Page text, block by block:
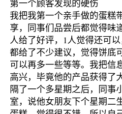
第一个顾客发现的硬伤
我把我第一个亲手做的蛋糕
享，同事们品尝后都觉得味
人给了好评，1人觉得还可
都给了不少建议，觉得饼底
可以再多一些等等。我把信
高兴，毕竟他的产品获得了
隔了一个多星期之后，同事
室，说他女朋友下个星期二